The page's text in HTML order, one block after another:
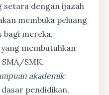
setara dengan ijazah
membuka peluang
bagi mereka,
membutuhkan
SMK.
akademik:
pendidikan,